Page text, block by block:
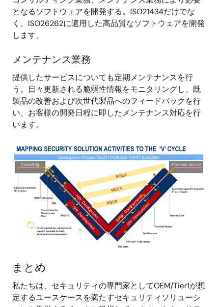
となるソフトウェアを開発する。ISO21434だけでな
く、ISO26262に適用した高品質なソフトウェアを開発
します。
メンテナンス業務
提供したサービスについても定期メンテナンスを行
う。日々更新される脆弱性情報をモニタリングし、既
製品の改善および次世代製品へのフィードバックを行
い、お客様の開発日程に即したメンテナンス対応を行
います。
画
像
まとめ
私たちは、セキュリティの専門家としてOEM/Tier1が想
定するユースケースを満たすセキュリティソリューシ